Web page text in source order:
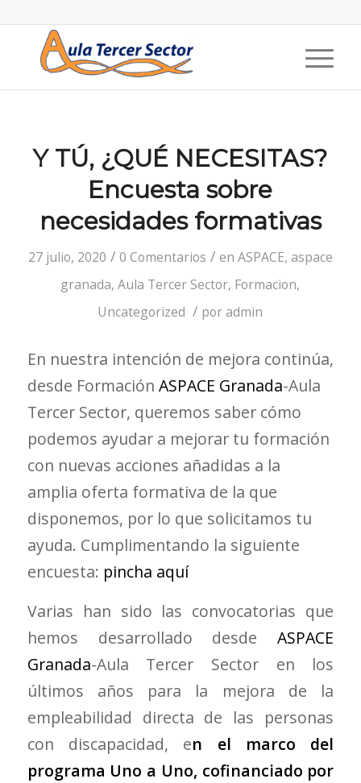
Y TÚ, ¿QUÉ NECESITAS?
Encuesta sobre
necesidades formativas
27 julio, 2020 / 0 Comentarios / en ASPACE, aspace
granada,Aula Tercer Sector, Formacion,
Uncategorized / poradmin
En nuestra intención de mejora continúa,
desde Formación ASPACE Granada-Aula
Tercer Sector, queremos saber cómo
podemos ayudar a mejorar tu formación
con nuevas acciones añadidas a la
amplia oferta formativa de la que
disponemos, por lo que solicitamos tu
ayuda. Cumplimentando la siguiente
encuesta: pincha aquí
Varias han sido las convocatorias que
hemos desarrollado desdeASPACE
Granada-Aula Tercer Sector en los
últimos años para la mejora de la
empleabilidad directa de las personas
con discapacidad, en el marco del
programa Uno a Uno, cofinanciado por